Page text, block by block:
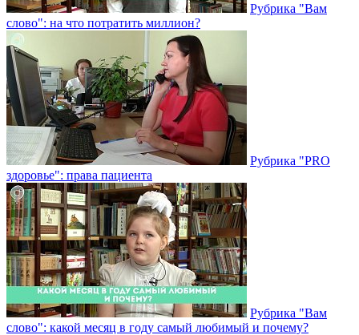
Рубрика "Вам
слово": на что потратить миллион?
Рубрика "PRO
здоровье": права пациента
Рубрика "Вам
слово": какой месяц в году самый любимый и почему?